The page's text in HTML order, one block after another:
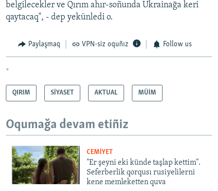
belgilecekler ve Qırım ahır-soñunda Ukrainağa keri
qaytacaq", - dep yekünledi o.
Paylaşmaq VPN-siz oquñız Follow us
*
QIRIM SİYASET AKTUAL MÜİM
Oqumağa devam etiñiz
CEMİYET
"Er şeyni eki künde taşlap kettim".
Seferberlik qorqusı rusiyelilerni
kene memleketten quva